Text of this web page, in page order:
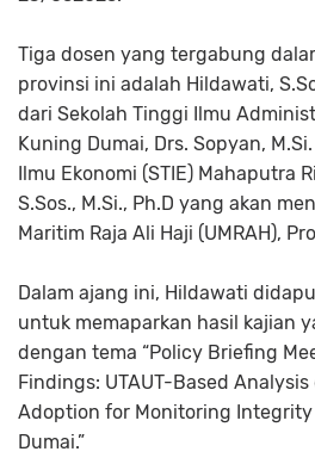
Tiga dosen yang tergabung
provinsi ini adalah Hildawati,
dari Sekolah Tinggi Ilmu
Kuning Dumai, Drs. Sopyan,
Ilmu Ekonomi (STIE) Mahaputra
S.Sos., M.Si., Ph.D yang akan
Maritim Raja Ali Haji (UMRAH),
Dalam ajang ini, Hildawati
untuk memaparkan hasil kajian
dengan tema “Policy Briefing
Findings: UTAUT-Based
Adoption for Monitoring
Dumai.”